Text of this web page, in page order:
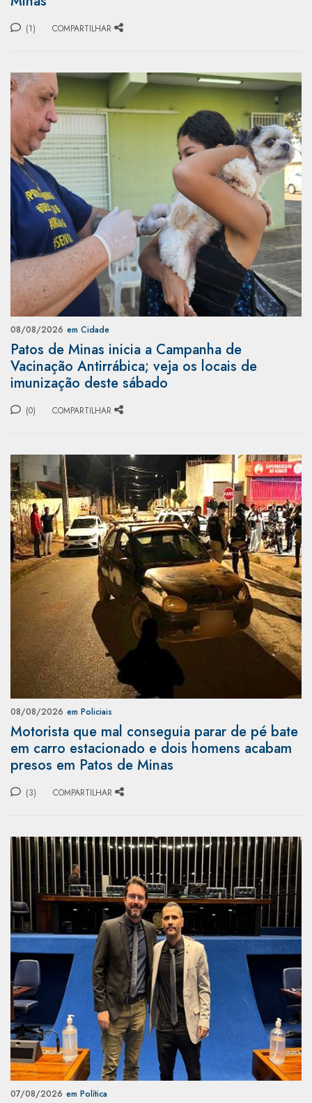
(1) COMPARTILHAR
08/08/2026 em Cidade
Patos de Minas inicia a Campanha de
Vacinação Antirrábica; veja os locais de
imunização deste sábado
(0) COMPARTILHAR
08/08/2026 em Policiais
Motorista que mal conseguia parar de pé bate
em carro estacionado e dois homens acabam
presos em Patos de Minas
(3) COMPARTILHAR
07/08/2026 em Política